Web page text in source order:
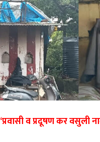
‘प्रवासी व प्रदूषण कर वसुली